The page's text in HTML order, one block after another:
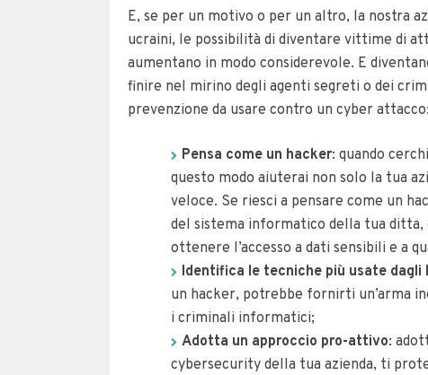
E, se per un motivo o per un altro, la nostra
ucraini, le possibilità di diventare vittime di
aumentano in modo considerevole. E
finire nel mirino degli agenti segreti o dei
prevenzione da usare contro un cyber attacco:
Pensa come un hacker: quando
questo modo aiuterai non solo la tua
veloce. Se riesci a pensare come un
del sistema informatico della tua
ottenere l’accesso a dati sensibili e a
Identifica le tecniche più usate dagli
un hacker, potrebbe fornirti un’arma
i criminali informatici;
Adotta un approccio pro-attivo:
cybersecurity della tua azienda, ti